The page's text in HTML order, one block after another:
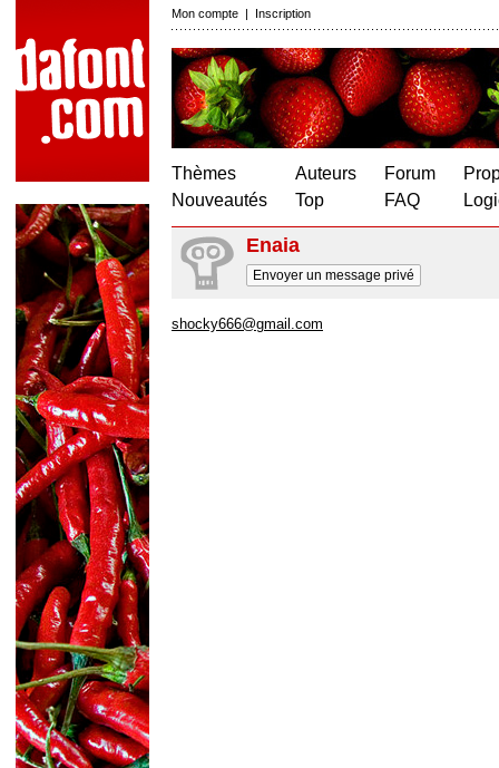
Mon compte | Inscription
Thèmes
Nouveautés
Auteurs
Top
Forum
FAQ
Enaia
Envoyer un message privé
shocky666@gmail.com